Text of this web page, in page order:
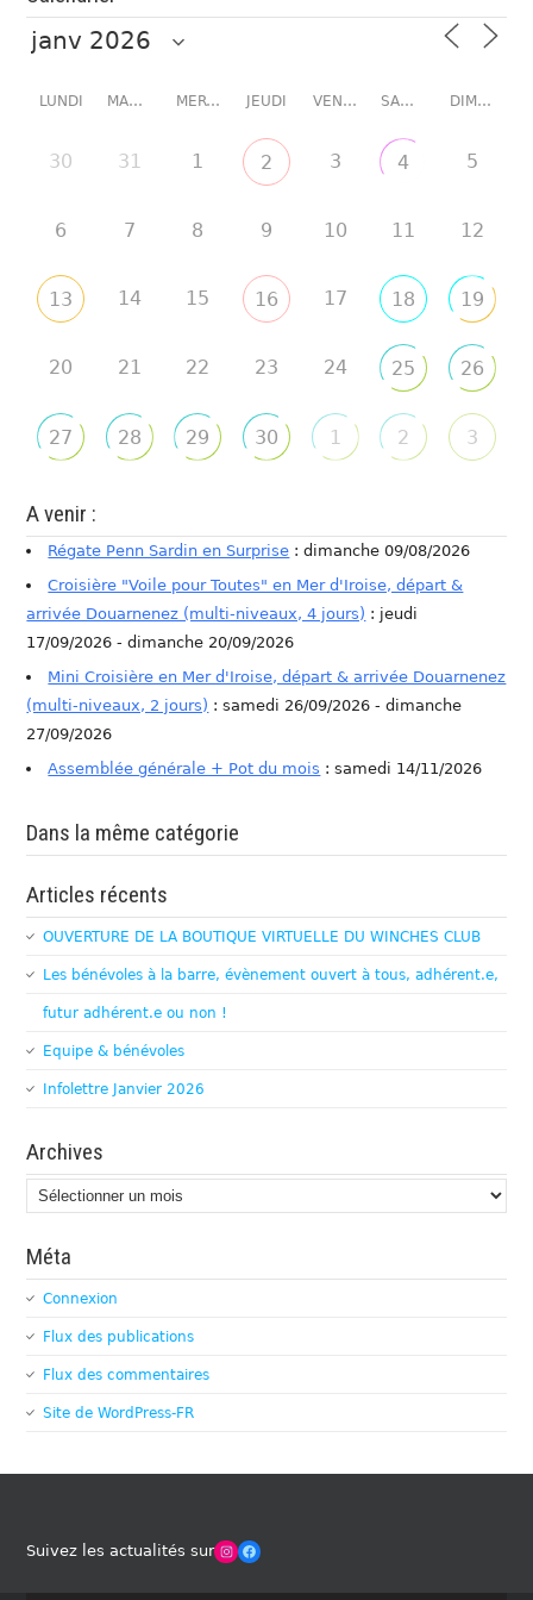
LUNDI MARDI MERCREDI JEUDI VENDREDI SAMEDI DIMANCHE
30 31 1 2 3 4 5
6 7 8 9 10 11 12
13 14 15 16 17 18 19
20 21 22 23 24 25 26
27 28 29 30 1 2 3
A venir :
Régate Penn Sardin en Surprise : dimanche 09/08/2026
Croisière "Voile pour Toutes" en Mer d'Iroise, départ &
arrivée Douarnenez (multi-niveaux, 4 jours) : jeudi
17/09/2026 - dimanche 20/09/2026
Mini Croisière en Mer d'Iroise, départ & arrivée Douarnenez
(multi-niveaux, 2 jours) : samedi 26/09/2026 - dimanche
27/09/2026
Assemblée générale + Pot du mois : samedi 14/11/2026
Dans la même catégorie
Articles récents
OUVERTURE DE LA BOUTIQUE VIRTUELLE DU WINCHES CLUB
Les bénévoles à la barre, évènement ouvert à tous, adhérent.e,
futur adhérent.e ou non !
Equipe & bénévoles
Infolettre Janvier 2026
Archives
Archives
Méta
Connexion
Flux des publications
Flux des commentaires
Site de WordPress-FR
Suivez les actualités surWinches Club OfficielFacebook